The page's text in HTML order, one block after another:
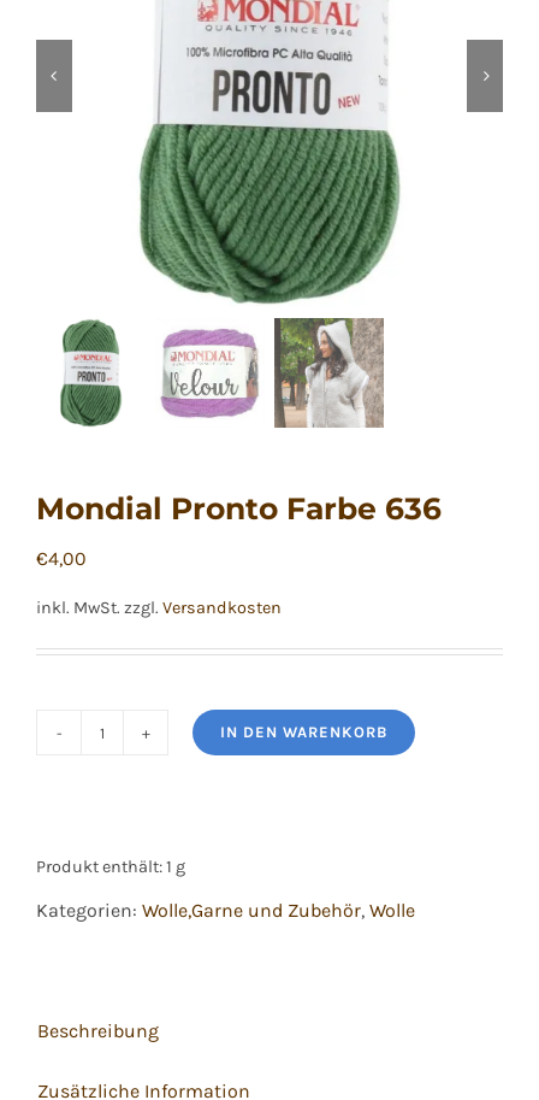
Mondial Pronto Farbe 636
€4,00
inkl. MwSt. zzgl. Versandkosten
IN DEN WARENKORB
Produkt enthält: 1 g
Kategorien: Wolle,Garne und Zubehör, Wolle
Beschreibung
Zusätzliche Information